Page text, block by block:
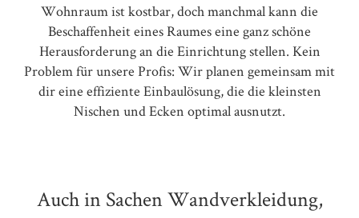
Wohnraum ist kostbar, doch manchmal kann die
Beschaffenheit eines Raumes eine ganz schöne
Herausforderung an die Einrichtung stellen. Kein
Problem für unsere Profis: Wir planen gemeinsam mit
dir eine effiziente Einbaulösung, die die kleinsten
Nischen und Ecken optimal ausnutzt.
Auch in Sachen Wandverkleidung,